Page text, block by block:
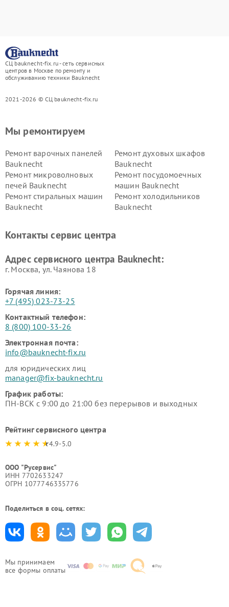
СЦ bauknecht-fix.ru - сеть сервисных
центров в Москве по ремонту и
обслуживанию техники Bauknecht
2021-2026 © СЦ bauknecht-fix.ru
Мы принимаем
все формы оплаты
Мы ремонтируем
Ремонт варочных панелей
Bauknecht
Ремонт духовых шкафов
Bauknecht
Ремонт микроволновых
печей Bauknecht
Ремонт посудомоечных
машин Bauknecht
Ремонт стиральных машин
Bauknecht
Ремонт холодильников
Bauknecht
Контакты сервис центра
Адрес сервисного центра Bauknecht:
г. Москва, ул. Чаянова 18
Горячая линия:
+7 (495) 023-73-25
Контактный телефон:
8 (800) 100-33-26
Электронная почта:
info@bauknecht-fix.ru
для юридических лиц
manager@fix-bauknecht.ru
График работы:
ПН-ВСК с 9:00 до 21:00 без перерывов и выходных
Рейтинг сервисного центра
4.9-5.0
ООО "Русервис"
ИНН 7702633247
ОГРН 1077746335776
Поделиться в соц. сетях: